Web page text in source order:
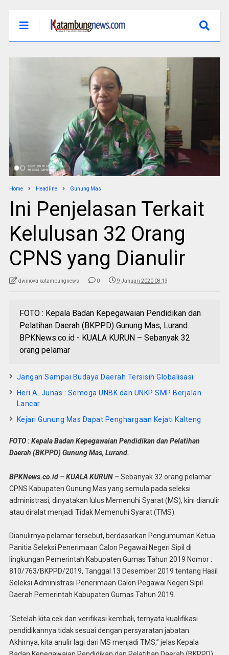
Home Headline Gunung Mas
Ini Penjelasan Terkait
Kelulusan 32 Orang
CPNS yang Dianulir
dwinova katambungnews 0 9 Januari 2020 08:13
FOTO : Kepala Badan Kepegawaian Pendidikan dan
Pelatihan Daerah (BKPPD) Gunung Mas, Lurand.
BPKNews.co.id - KUALA KURUN – Sebanyak 32
orang pelamar
Jangan Sampai Budaya Daerah Tersisih Globalisasi
Heri A. Junas : Semoga UNBK dan UNKP SMP Berjalan
Lancar
Kejari Gunung Mas Dapat Penghargaan Kejati Kalteng
FOTO : Kepala Badan Kepegawaian Pendidikan dan Pelatihan
Daerah (BKPPD) Gunung Mas, Lurand.
BPKNews.co.id – KUALA KURUN – Sebanyak 32 orang pelamar
CPNS Kabupaten Gunung Mas yang semula pada seleksi
administrasi, dinyatakan lulus Memenuhi Syarat (MS), kini dianulir
atau diralat menjadi Tidak Memenuhi Syarat (TMS).
Dianulirnya pelamar tersebut, berdasarkan Pengumuman Ketua
Panitia Seleksi Penerimaan Calon Pegawai Negeri Sipil di
lingkungan Pemerintah Kabupaten Gumas Tahun 2019 Nomor :
810/763/BKPPD/2019, Tanggal 13 Desember 2019 tentang Hasil
Seleksi Administrasi Penerimaan Calon Pegawai Negeri Sipil
Daerah Pemerintah Kabupaten Gumas Tahun 2019.
“Setelah kita cek dan verifikasi kembali, ternyata kualifikasi
pendidikannya tidak sesuai dengan persyaratan jabatan.
Akhirnya, kita anulir Iagi dari MS menjadi TMS,” jelas Kepala